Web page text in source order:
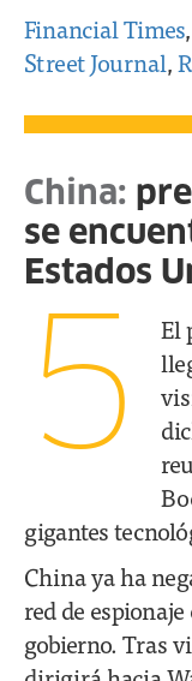
Financial Times,
Street Journal,
China:
se
Estados
5
El
gigantes
China ya ha
red de
gobierno. Tras